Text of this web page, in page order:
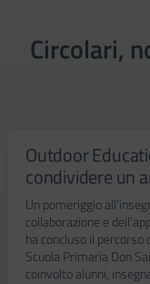
Circolari,
Outdoor
condividere un
Un pomeriggio
collaborazione e
ha concluso il percorso
Scuola Primaria Don
coinvolto alunni,